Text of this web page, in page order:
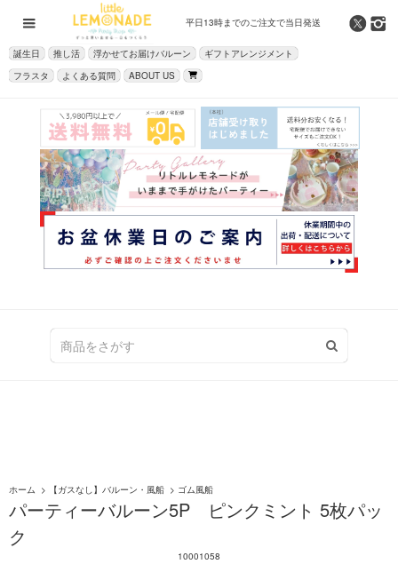
平日13時までのご注文で当日発送
誕生日 推し活 浮かせてお届けバルーン
ギフトアレンジメント
フラスタ
よくある質問 ABOUT US
ホーム > 【ガスなし】バルーン・風船 > ゴム風船
パーティーバルーン5P ピンクミント 5枚パッ
ク
10001058